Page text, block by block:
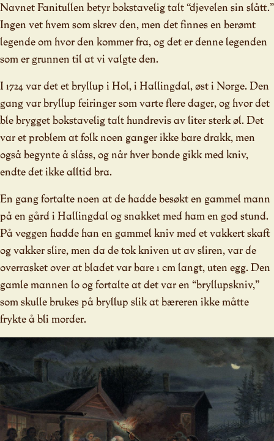
Navnet Fanitullen betyr bokstavelig talt “djevelen sin slått.”
Ingen vet hvem som skrev den, men det finnes en berømt
legende om hvor den kommer fra, og det er denne legenden
som er grunnen til at vi valgte den.
I 1724 var det et bryllup i Hol, i Hallingdal, øst i Norge. Den
gang var bryllup feiringer som varte flere dager, og hvor det
ble brygget bokstavelig talt hundrevis av liter sterk øl. Det
var et problem at folk noen ganger ikke bare drakk, men
også begynte å slåss, og når hver bonde gikk med kniv,
endte det ikke alltid bra.
En gang fortalte noen at de hadde besøkt en gammel mann
på en gård i Hallingdal og snakket med ham en god stund.
På veggen hadde han en gammel kniv med et vakkert skaft
og vakker slire, men da de tok kniven ut av sliren, var de
overrasket over at bladet var bare 1 cm langt, uten egg. Den
gamle mannen lo og fortalte at det var en “bryllupskniv,”
som skulle brukes på bryllup slik at bæreren ikke måtte
frykte å bli morder.